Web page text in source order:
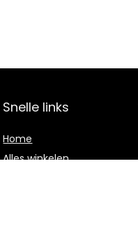
Snelle links
Home
Alles winkelen